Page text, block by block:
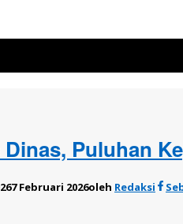
Puluhan
7 Februari 2026oleh Redaksi